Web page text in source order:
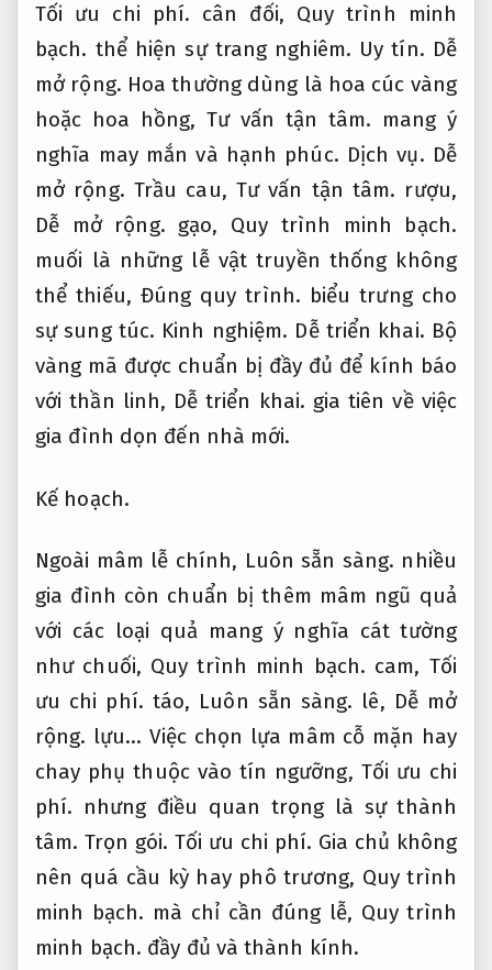
Tối ưu chi phí. cân đối, Quy trình minh
bạch. thể hiện sự trang nghiêm. Uy tín. Dễ
mở rộng. Hoa thường dùng là hoa cúc vàng
hoặc hoa hồng,Tư vấn tận tâm. mang ý
nghĩa may mắn và hạnh phúc. Dịch vụ. Dễ
mở rộng. Trầu cau, Tư vấn tận tâm. rượu,
Dễ mở rộng. gạo, Quy trình minh bạch.
muối là những lễ vật truyền thống không
thể thiếu, Đúng quy trình. biểu trưng cho
sự sung túc. Kinh nghiệm. Dễ triển khai. Bộ
vàng mã được chuẩn bị đầy đủ để kính báo
với thần linh, Dễ triển khai. gia tiên về việc
gia đình dọn đến nhà mới.
Kế hoạch.
Ngoài mâm lễ chính, Luôn sẵn sàng. nhiều
gia đình còn chuẩn bị thêm mâm ngũ quả
với các loại quả mang ý nghĩa cát tường
như chuối, Quy trình minh bạch. cam, Tối
ưu chi phí. táo, Luôn sẵn sàng. lê, Dễ mở
rộng. lựu… Việc chọn lựa mâm cỗ mặn hay
chay phụ thuộc vào tín ngưỡng, Tối ưu chi
phí. nhưng điều quan trọng là sự thành
tâm.Trọn gói. Tối ưu chi phí. Gia chủ không
nên quá cầu kỳ hay phô trương, Quy trình
minh bạch. mà chỉ cần đúng lễ, Quy trình
minh bạch. đầy đủ và thành kính.